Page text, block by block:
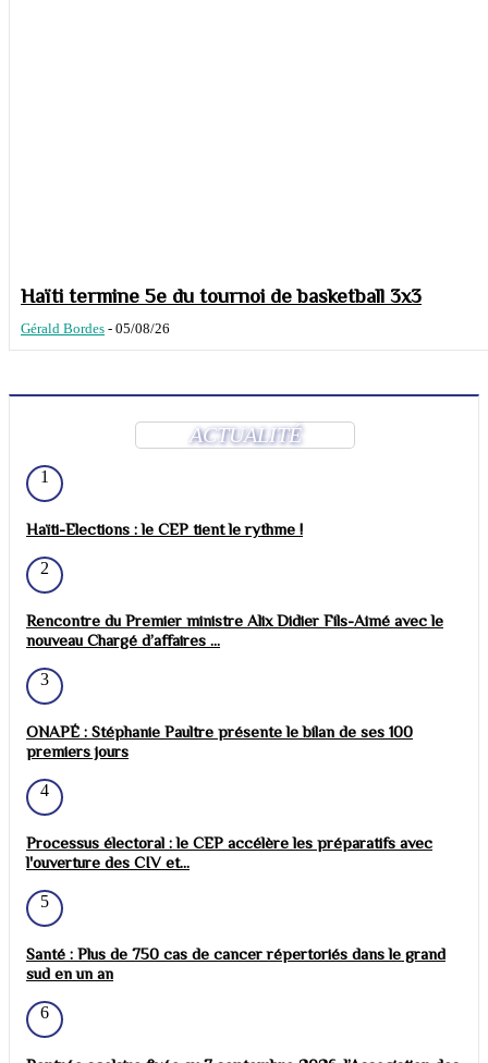
Haïti termine 5e du tournoi de basketball 3x3
Gérald Bordes - 05/08/26
ACTUALITÉ
1
Haïti-Elections : le CEP tient le rythme !
2
Rencontre du Premier ministre Alix Didier Fils-Aimé avec le
nouveau Chargé d’affaires ...
3
ONAPÉ : Stéphanie Paultre présente le bilan de ses 100
premiers jours
4
Processus électoral : le CEP accélère les préparatifs avec
l'ouverture des CIV et...
5
Santé : Plus de 750 cas de cancer répertoriés dans le grand
sud en un an
6